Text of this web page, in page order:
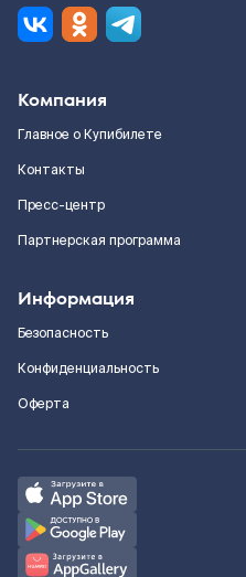
Компания
Главное о Купибилете
Контакты
Пресс-центр
Партнерская программа
Информация
Безопасность
Конфиденциальность
Оферта